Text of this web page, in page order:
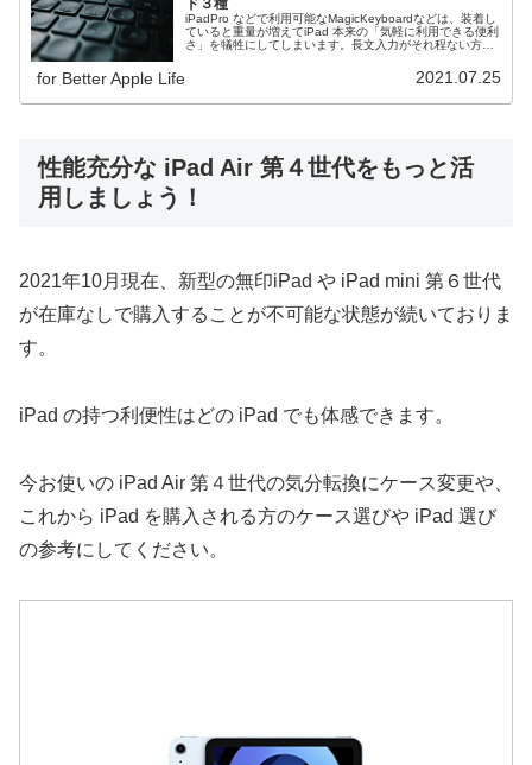
iPadPro などで利用可能なMagicKeyboardなどは、装着し
ていると重量が増えてiPad 本来の「気軽に利用できる便利
さ」を犠牲にしてしまいます。長文入力がそれ程ない方は
for Better Apple Life 2021.07.25
性能充分な iPad Air 第４世代をもっと活
用しましょう！
2021年10月現在、新型の無印iPad や iPad mini 第６世代
が在庫なしで購入することが不可能な状態が続いておりま
す。
iPad の持つ利便性はどの iPad でも体感できます。
今お使いの iPad Air 第４世代の気分転換にケース変更や、
これから iPad を購入される方のケース選びや iPad 選び
の参考にしてください。